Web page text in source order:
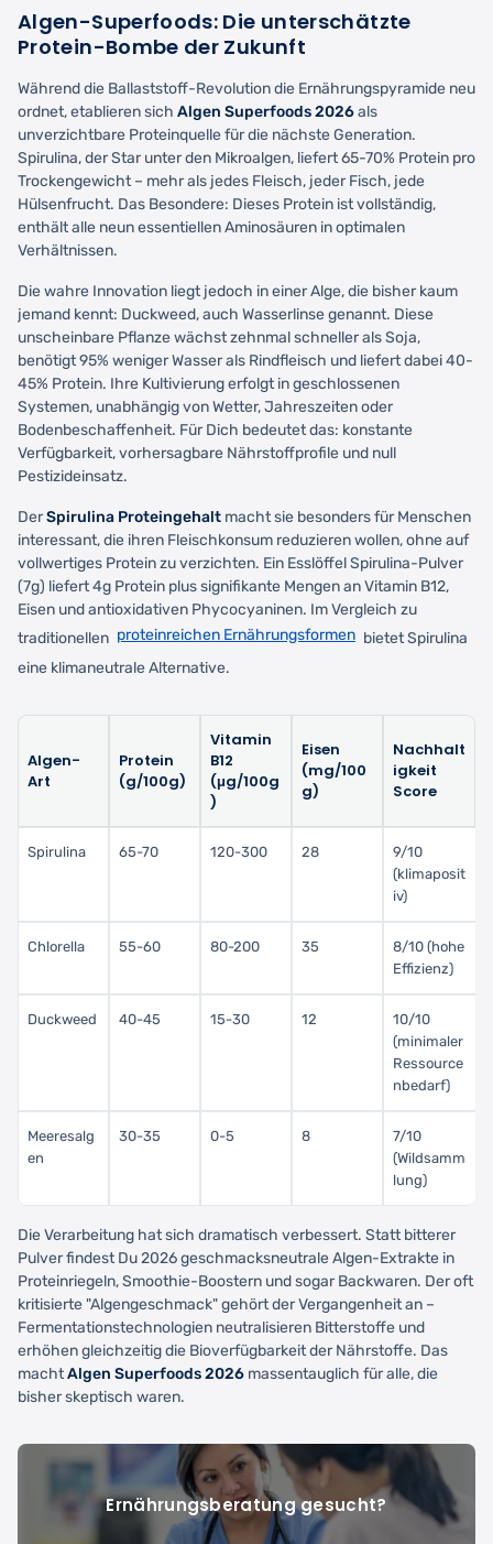
Algen-Superfoods: Die unterschätzte
Protein-Bombe der Zukunft
Während die Ballaststoff-Revolution die Ernährungspyramide neu
ordnet, etablieren sich Algen Superfoods 2026als
unverzichtbare Proteinquelle für die nächste Generation.
Spirulina, der Star unter den Mikroalgen, liefert 65-70% Protein pro
Trockengewicht – mehr als jedes Fleisch, jeder Fisch, jede
Hülsenfrucht. Das Besondere: Dieses Protein ist vollständig,
enthält alle neun essentiellen Aminosäuren in optimalen
Verhältnissen.
Die wahre Innovation liegt jedoch in einer Alge, die bisher kaum
jemand kennt: Duckweed, auch Wasserlinse genannt. Diese
unscheinbare Pflanze wächst zehnmal schneller als Soja,
benötigt 95% weniger Wasser als Rindfleisch und liefert dabei 40-
45% Protein. Ihre Kultivierung erfolgt in geschlossenen
Systemen, unabhängig von Wetter, Jahreszeiten oder
Bodenbeschaffenheit. Für Dich bedeutet das: konstante
Verfügbarkeit, vorhersagbare Nährstoffprofile und null
Pestizideinsatz.
DerSpirulina Proteingehalt macht sie besonders für Menschen
interessant, die ihren Fleischkonsum reduzieren wollen, ohne auf
vollwertiges Protein zu verzichten. Ein Esslöffel Spirulina-Pulver
(7g) liefert 4g Protein plus signifikante Mengen an Vitamin B12,
Eisen und antioxidativen Phycocyaninen. Im Vergleich zu
traditionellen proteinreichen Ernährungsformen bietet Spirulina
eine klimaneutrale Alternative.
Algen-
Art
Protein
(g/100g)
Vitamin
B12
(μg/100g
)
Eisen
(mg/100
g)
Nachhalt
igkeit
Score
Spirulina 65-70 120-300 28
9/10
(klimaposit
iv)
Chlorella 55-60 80-200 35
8/10 (hohe
Effizienz)
Duckweed 40-45 15-30 12
10/10
(minimaler
Ressource
nbedarf)
Meeresalg
en
30-35 0-5 8
7/10
(Wildsamm
lung)
Die Verarbeitung hat sich dramatisch verbessert. Statt bitterer
Pulver findest Du 2026 geschmacksneutrale Algen-Extrakte in
Proteinriegeln, Smoothie-Boostern und sogar Backwaren. Der oft
kritisierte "Algengeschmack" gehört der Vergangenheit an –
Fermentationstechnologien neutralisieren Bitterstoffe und
erhöhen gleichzeitig die Bioverfügbarkeit der Nährstoffe. Das
machtAlgen Superfoods 2026 massentauglich für alle, die
bisher skeptisch waren.
Ernährungsberatung gesucht?